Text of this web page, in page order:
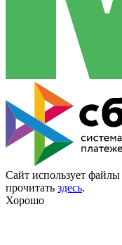
Сайт использует файлы
прочитать здесь.
Хорошо